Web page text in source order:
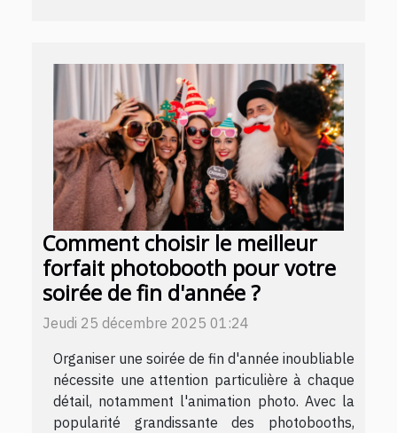
Comment choisir le meilleur
forfait photobooth pour votre
soirée de fin d'année ?
Jeudi 25 décembre 2025 01:24
Organiser une soirée de fin d'année inoubliable
nécessite une attention particulière à chaque
détail, notamment l'animation photo. Avec la
popularité grandissante des photobooths,